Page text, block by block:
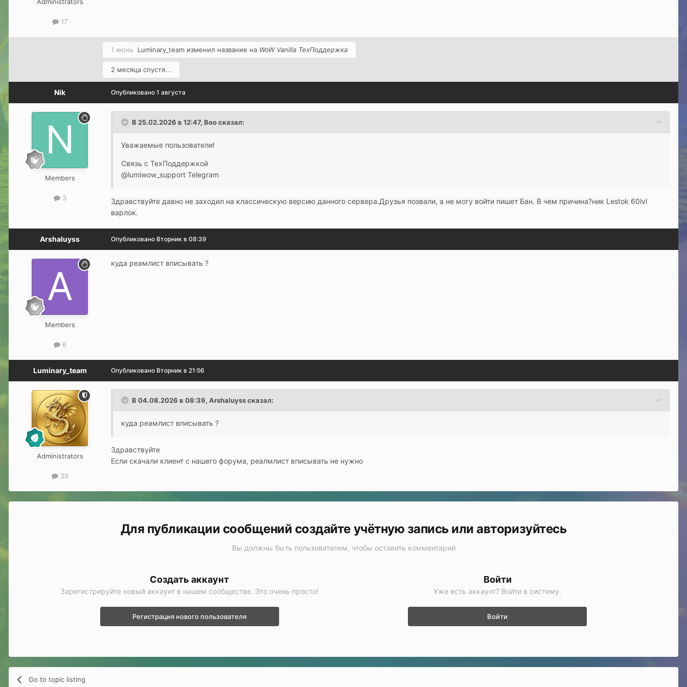
Administrators
17
1 июнь Luminary_team изменил название на WoW Vanilla ТехПоддержка
2 месяца спустя...
Nik
Members
3
Опубликовано 1 августа
В 25.02.2026 в 12:47, Booсказал:
Уважаемые пользователи!
Связь с ТехПоддержкой
@lumiwow_support Telegram
Здравствуйте давно не заходил на классическую версию данного сервера.Друзья позвали, а не могу войти пишет Бан. В чем причина?ник Lestok 60lvl
варлок.
Arshaluyss
Members
6
Опубликовано Вторник в 08:39
куда реамлист вписывать ?
Luminary_team
Administrators
39
Опубликовано Вторник в 21:56
В 04.08.2026 в 08:39, Arshaluyssсказал:
куда реамлист вписывать ?
Здравствуйте
Если скачали клиент с нашего форума, реалмлист вписывать не нужно
Для публикации сообщений создайте учётную запись или авторизуйтесь
Вы должны быть пользователем, чтобы оставить комментарий
Создать аккаунт
Зарегистрируйте новый аккаунт в нашем сообществе. Это очень просто!
Регистрация нового пользователя
Войти
Уже есть аккаунт? Войти в систему.
Войти
Go to topic listing